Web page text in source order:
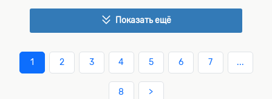
Показать ещё
1 2 3 4 5 6 7 ...
8 >